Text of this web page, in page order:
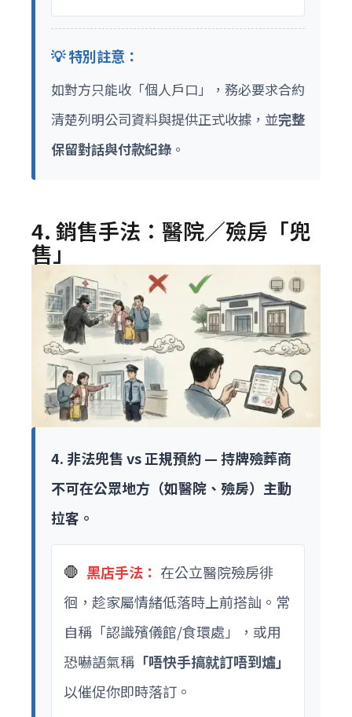
💡 特別註意：
如對方只能收「個人戶口」，務必要求合約
清楚列明公司資料與提供正式收據，並完整
保留對話與付款紀錄 。
4. 銷售手法：醫院／殮房「兜
售」
4. 非法兜售 vs 正規預約 — 持牌殮葬商
不可在公眾地方（如醫院、殮房）主動
拉客。
🛑 黑店手法： 在公立醫院殮房徘
徊，趁家屬情緒低落時上前搭訕。常
自稱「認識殯儀館/食環處」，或用
恐嚇語氣稱 「唔快手搞就訂唔到爐」
以催促你即時落訂。